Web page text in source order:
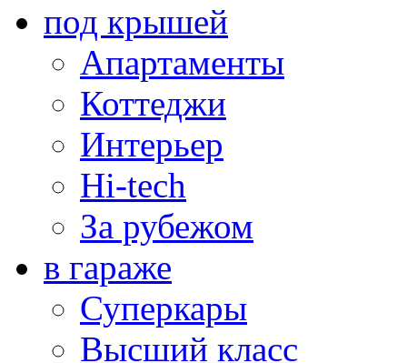
под крышей
Апартаменты
Коттеджи
Интерьер
Hi-tech
За рубежом
в гараже
Суперкары
Высший класс